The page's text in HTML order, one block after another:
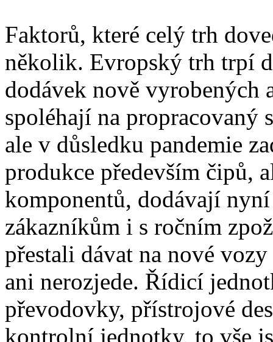
Faktorů, které celý trh
několik. Evropský trh trpí
dodávek nově vyrobených
spoléhají na propracovaný
ale v důsledku pandemie
produkce především čipů,
komponentů, dodávají
zákazníkům i s ročním
přestali dávat na nové
ani nerozjede. Řídicí
převodovky, přístrojové
kontrolní jednotky, to vše